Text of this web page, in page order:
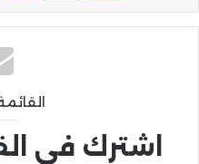
اشترك في